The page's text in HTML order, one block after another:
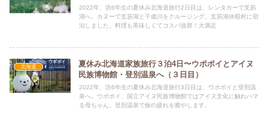
2022年、坊6年生の夏休み北海道旅行2日目は、レンタカーで支笏
湖へ。カヌーで支笏湖と千歳川をクルージング。支笏湖休暇村に宿
泊しました。料理も美味しくてコスパ抜群！大満足
北海道
夏休み北海道家族旅行３泊4日〜ウポポイとアイヌ
民族博物館・登別温泉へ（３日目）
2022年、坊6年生の夏休み北海道旅行3日目は、ウポポイと登別温
泉へ。ウポポイ、国立アイヌ民族博物館ではアイヌ文化に触れハマ
る母ちゃん。登別温泉で旅の疲れを癒やします。